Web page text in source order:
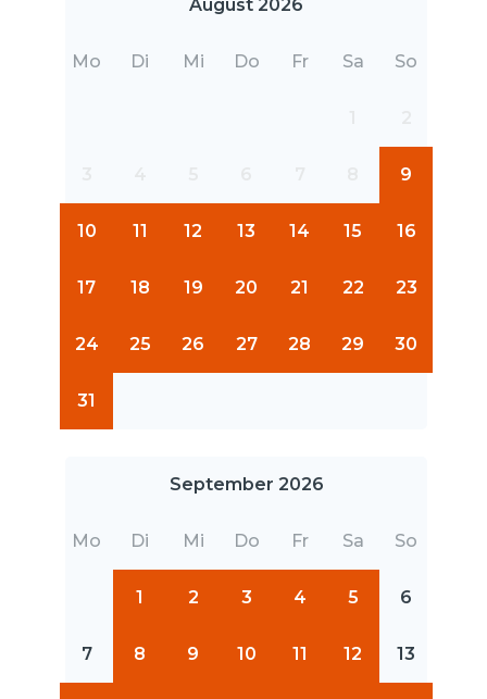
August 2026
Mo Di Mi Do Fr Sa So
9
10 11 12 13 14 15 16
17 18 19 20 21 22 23
24 25 26 27 28 29 30
31
September 2026
Mo Di Mi Do Fr Sa So
1 2 3 4 5 6
7 8 9 10 11 12 13